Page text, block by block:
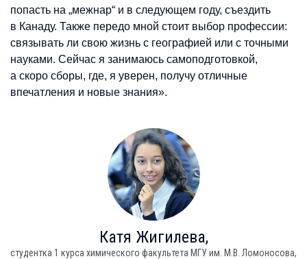
попасть на „межнар“ и в следующем году, съездить
в Канаду. Также передо мной стоит выбор профессии:
связывать ли свою жизнь с географией или с точными
науками. Сейчас я занимаюсь самоподготовкой,
а скоро сборы, где, я уверен, получу отличные
впечатления и новые знания».
Катя Жигилева,
студентка 1 курса химического факультета МГУ им. М.В. Ломоносова,